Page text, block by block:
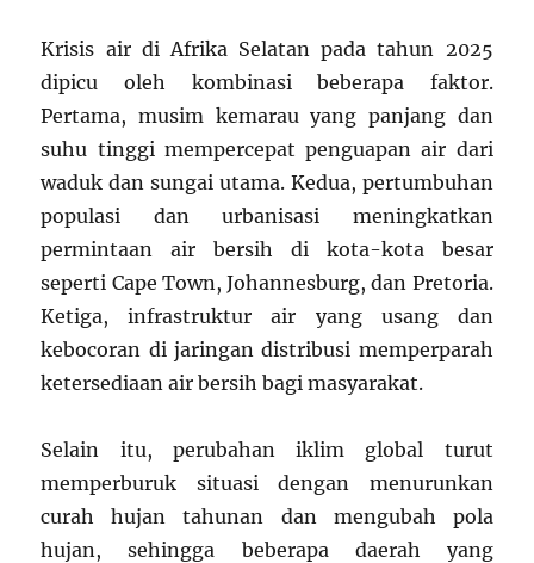
Krisis air di Afrika Selatan pada tahun 2025
dipicu oleh kombinasi beberapa faktor.
Pertama, musim kemarau yang panjang dan
suhu tinggi mempercepat penguapan air dari
waduk dan sungai utama. Kedua, pertumbuhan
populasi dan urbanisasi meningkatkan
permintaan air bersih di kota-kota besar
seperti Cape Town, Johannesburg, dan Pretoria.
Ketiga, infrastruktur air yang usang dan
kebocoran di jaringan distribusi memperparah
ketersediaan air bersih bagi masyarakat.
Selain itu, perubahan iklim global turut
memperburuk situasi dengan menurunkan
curah hujan tahunan dan mengubah pola
hujan, sehingga beberapa daerah yang